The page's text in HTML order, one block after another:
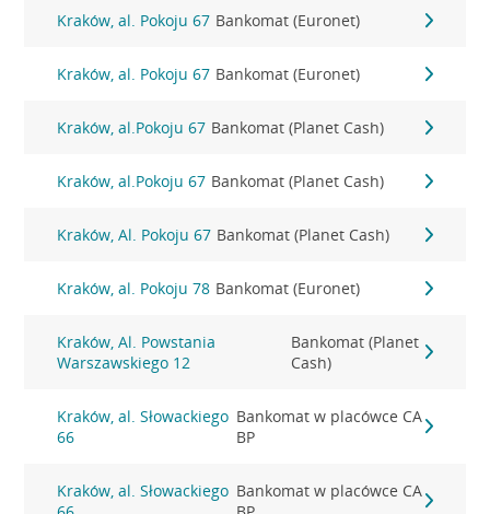
Kraków, al. Pokoju 67 Bankomat (Euronet)
Kraków, al. Pokoju 67 Bankomat (Euronet)
Kraków, al.Pokoju 67 Bankomat (Planet Cash)
Kraków, al.Pokoju 67 Bankomat (Planet Cash)
Kraków, Al. Pokoju 67 Bankomat (Planet Cash)
Kraków, al. Pokoju 78 Bankomat (Euronet)
Kraków, Al. Powstania
Warszawskiego 12
Bankomat (Planet
Cash)
Kraków, al. Słowackiego
66
Bankomat w placówce CA
BP
Kraków, al. Słowackiego Bankomat w placówce CA